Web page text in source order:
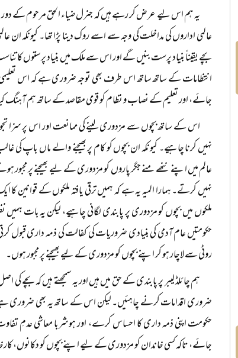
یہ ہم اس لیے عرض کر رہے ہیں کہ جنرل ضیاء الحق مرحوم کے دور
عالمی اداروں کی مداخلت کی وجہ سے اسے روک دینا پڑا تھا۔ کیونکہ ان
بچے یقیناً بنیاد پرست بنیں گے اور اس سے ملک میں بنیاد پرستوں
انتظامات کے ساتھ ساتھ اس طرف بھی توجہ ضروری ہے کہ اس تعلیمی
جائے، اور تعلیم کے نصاب و نظام کو قومی مقاصد کے ساتھ ہم آہنگ
اس کے ساتھ بچوں سے مزدوری لینے کی ممانعت اور اس پر سزا
نہیں کرنا چاہیے۔ کیونکہ ان بچوں کو کام پر بھیجنے والے ماں باپ
عالم میں اپنے ننھے منے جگر پاروں کو مزدوری کے لیے بھیجنے پر مجبور
نہیں کرتے۔ ہمارا المیہ یہ ہے کہ ہمیں ترقی یافتہ ملکوں کے قوانین
ملکوں میں بچوں کو مزدوری پر پابندی لگانی چاہیے، لیکن یہ بات ہمیں
حکومتیں عام آدمی کی بنیادی ضروریات کی کفالت کی ذمہ داری قبول
روٹی سے لاچار ہو کر اپنے بچوں کو مزدوری کے لیے بھیجنے پر مجبور ہوں۔
ہم چائلڈ لیبر پر پابندی کے حق میں ہیں اور یہ سمجھتے ہیں کہ بچے
ضروری اقدامات کرنے چاہئیں۔ لیکن اس کے ساتھ یہ بھی ضروری
حکومت اپنی ذمہ داری کا احساس کرے، اور ہوشربا معاشی عدمِ
جائے، تاکہ کسی خاندان کو مزدوری کے لیے اپنے بچوں کو دکانوں،